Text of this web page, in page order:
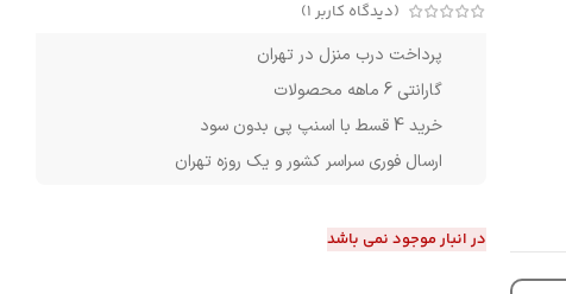
(دیدگاه کاربر 1
)
پرداخت درب منزل در تهران
گارانتی 6 ماهه محصولات
خرید 4 قسط با اسنپ پی بدون سود
ارسال فوری سراسر کشور و یک روزه تهران
در انبار موجود نمی باشد